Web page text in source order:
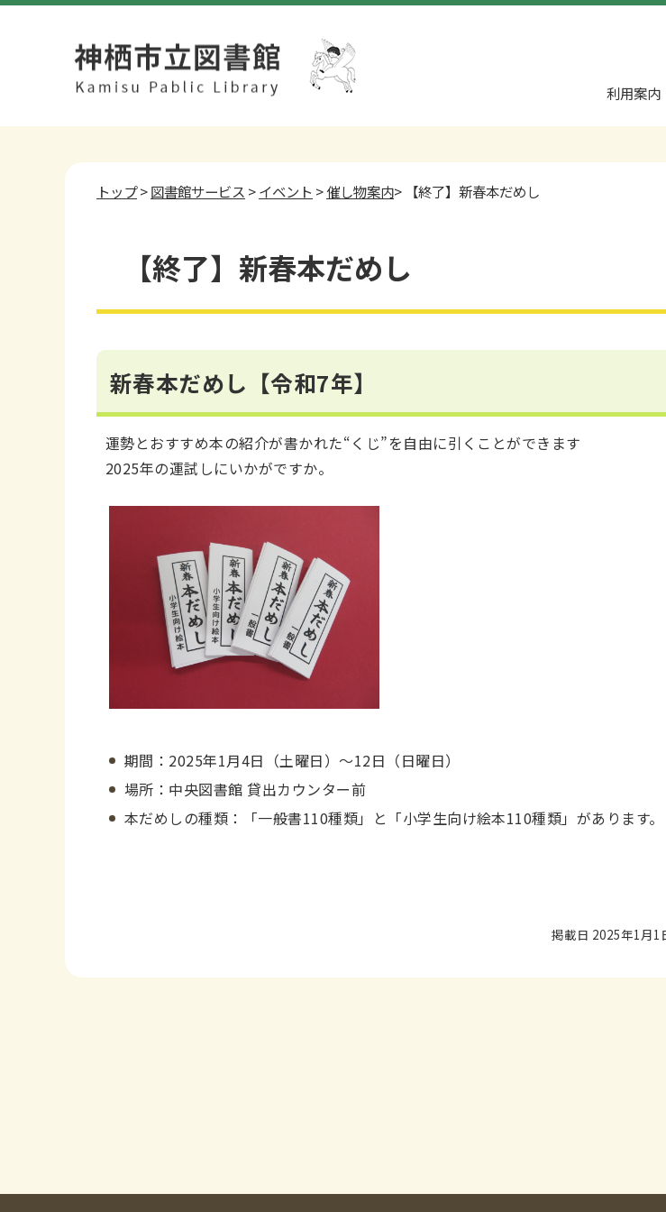
利用案内
トップ>図書館サービス >イベント >催し物案内> 【終了】新春本だめし
【終了】新春本だめし
新春本だめし【令和7年】
運勢とおすすめ本の紹介が書かれた“くじ”を自由に引くことができます
2025年の運試しにいかがですか。
期間：2025年1月4日（土曜日）～12日（日曜日）
場所：中央図書館 貸出カウンター前
本だめしの種類：「一般書110種類」と「小学生向け絵本110種類」があります。
掲載日 2025年1月1